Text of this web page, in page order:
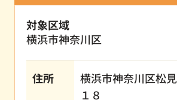
対象区域
横浜市神奈川区
住所
横浜市神奈川区松
１８